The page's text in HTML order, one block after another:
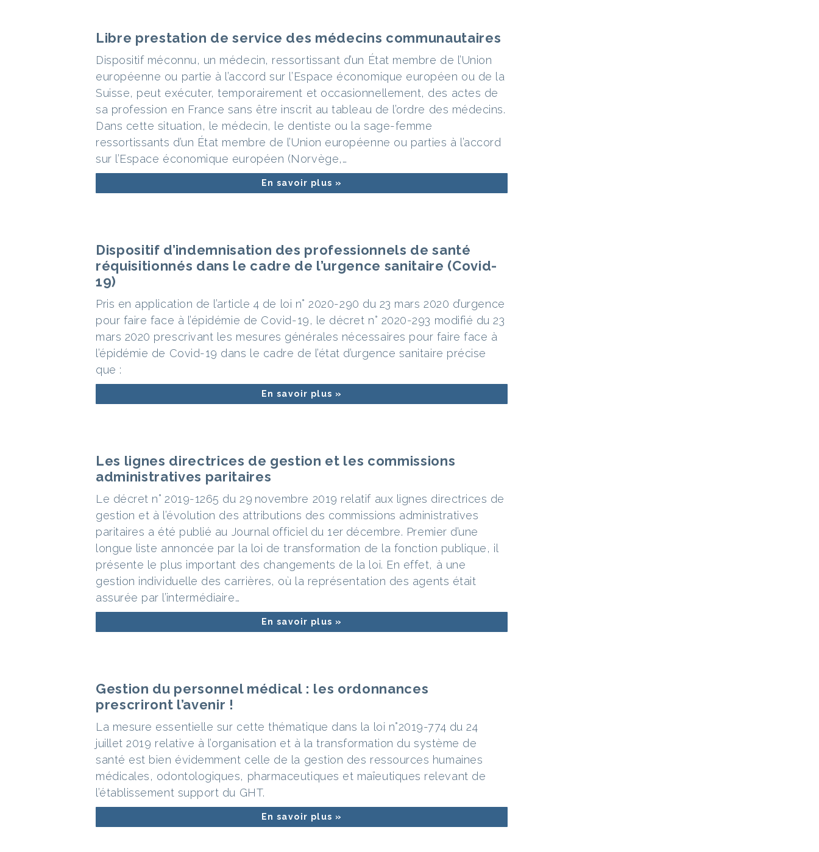
Libre prestation de service des médecins communautaires
Dispositif méconnu, un médecin, ressortissant d’un État membre de l’Union
européenne ou partie à l’accord sur l’Espace économique européen ou de la
Suisse, peut exécuter, temporairement et occasionnellement, des actes de
sa profession en France sans être inscrit au tableau de l’ordre des médecins.
Dans cette situation, le médecin, le dentiste ou la sage-femme
ressortissants d’un État membre de l’Union européenne ou parties à l’accord
sur l’Espace économique européen (Norvège,…
En savoir plus »
Dispositif d’indemnisation des professionnels de santé
réquisitionnés dans le cadre de l’urgence sanitaire (Covid-
19)
Pris en application de l’article 4 de loi n° 2020-290 du 23 mars 2020 d’urgence
pour faire face à l’épidémie de Covid-19, le décret n° 2020-293 modifié du 23
mars 2020 prescrivant les mesures générales nécessaires pour faire face à
l’épidémie de Covid-19 dans le cadre de l’état d’urgence sanitaire précise
que :
En savoir plus »
Les lignes directrices de gestion et les commissions
administratives paritaires
Le décret n° 2019-1265 du 29 novembre 2019 relatif aux lignes directrices de
gestion et à l’évolution des attributions des commissions administratives
paritaires a été publié au Journal officiel du 1er décembre. Premier d’une
longue liste annoncée par la loi de transformation de la fonction publique, il
présente le plus important des changements de la loi. En effet, à une
gestion individuelle des carrières, où la représentation des agents était
assurée par l’intermédiaire…
En savoir plus »
Gestion du personnel médical : les ordonnances
prescriront l’avenir !
La mesure essentielle sur cette thématique dans la loi n°2019-774 du 24
juillet 2019 relative à l’organisation et à la transformation du système de
santé est bien évidemment celle de la gestion des ressources humaines
médicales, odontologiques, pharmaceutiques et maïeutiques relevant de
l’établissement support du GHT.
En savoir plus »